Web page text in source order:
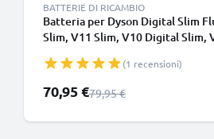
BATTERIE DI RICAMBIO
Batteria per Dyson Digital Slim
Slim, V11 Slim, V10 Digital Slim,
Batteria a incastro(1 recensioni)
Prezzo speciale
70,95 €Prezzo normale
79,95 €